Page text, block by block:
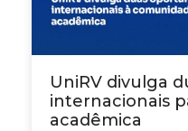
UniRV divulga
internacionais
acadêmica